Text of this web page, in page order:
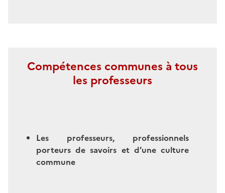
Compétences communes à tous
les professeurs
Les professeurs, professionnels
porteurs de savoirs et d'une culture
commune